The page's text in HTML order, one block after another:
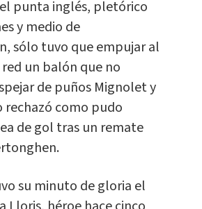
punta inglés, pletórico
y medio de
sólo tuvo que empujar al
un balón que no
de puños Mignolet y
rechazó como pudo
de gol tras un remate
su minuto de gloria el